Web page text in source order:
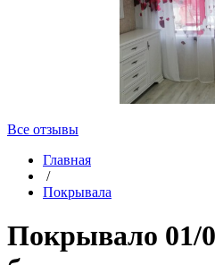
Все отзывы
Главная
/
Покрывала
Покрывало 01/